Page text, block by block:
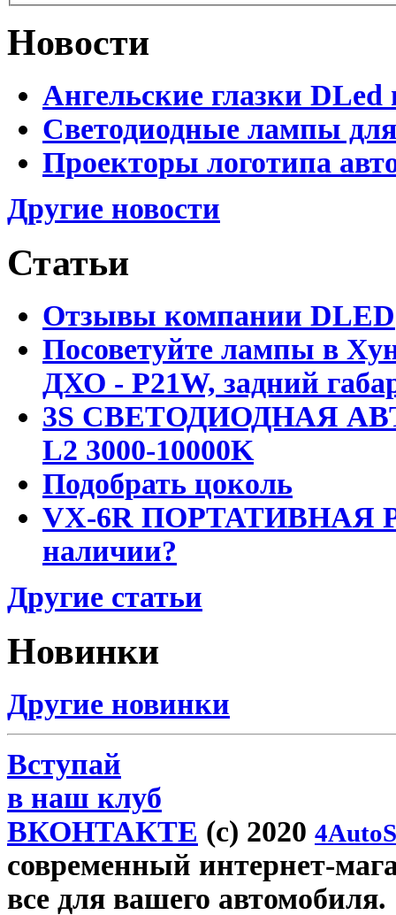
Новости
Ангельские глазки DLed
Светодиодные лампы
Проекторы логотипа
Другие новости
Статьи
Отзывы компании DLED
Посоветуйте лампы в
ДХО - P21W, задний
3S СВЕТОДИОДНАЯ
L2 3000-10000K
Подобрать цоколь
VX-6R ПОРТАТИВНАЯ
наличии?
Другие статьи
Новинки
Другие новинки
Вступай
в наш клуб
ВКОНТАКТЕ (c) 2020
современный интернет-
все для вашего автомобиля.